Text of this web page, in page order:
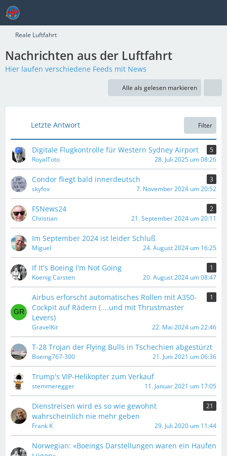
Reale Luftfahrt
Nachrichten aus der Luftfahrt
Hier laufen verschiedene Feeds mit News
Alle als gelesen markieren
Letzte Antwort Filter
Digitale Flugkontrolle für Western Sydney Airport
5
RoyalToto
28. Juli 2025 um 08:26
Condor fliegt bald innerdeutsch
3
skyfox
7. November 2024 um 20:52
FSNews24
2
Christian
21. September 2024 um 20:11
Im September 2024 ist leider Schluß
Miguel 24. August 2024 um 16:25
If It's Boeing I'm Not Going
1
Koenig Carsten
20. August 2024 um 08:47
Airbus erforscht automatisches Rollen mit A350-
Cockpit auf Rädern (....und mit Thrustmaster
Levers)
1
GravelKit 22. Mai 2024 um 22:46
T-28 Trojan der Flying Bulls in Tschechien abgestürzt
Boeing767-300 21. Juni 2021 um 06:36
Trump's VIP-Helikopter zum Verkauf
stemmeregger 11. Januar 2021 um 17:05
Dienstreisen wird es so wie gewohnt
wahrscheinlich nie mehr geben
21
Frank K 29. Juli 2020 um 11:44
Norwegian: «Boeings Darstellungen waren ein Haufen